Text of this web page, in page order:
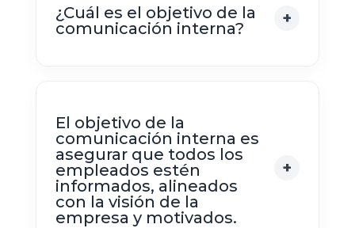
¿Cuál es el objetivo de la
comunicación interna?
El objetivo de la
comunicación interna es
asegurar que todos los
empleados estén
informados, alineados
con la visión de la
empresa y motivados.